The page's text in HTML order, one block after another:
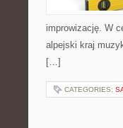
improwizację. W
alpejski kraj
[…]
CATEGORIES: